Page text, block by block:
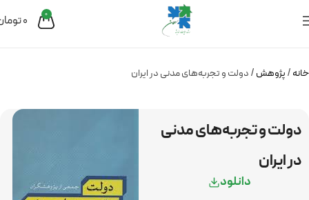
0
0
خانه پژوهش دولت و تجربه‌های مدنی در ایران
دولت و تجربه‌های مدنی
در ایران
دانلود